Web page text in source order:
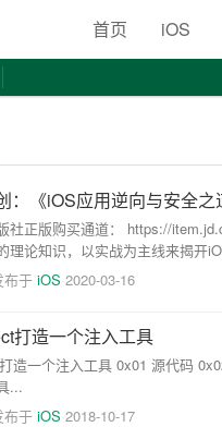
优雅人
首页 iOS
：《iOS应用逆向与安全之
社正版购买通道： https://
理论知识，以实战为主线来揭开
布于 iOS 2020-03-16
打造一个注入工具
造一个注入工具 0x01 源代码
...
布于 iOS 2018-10-17